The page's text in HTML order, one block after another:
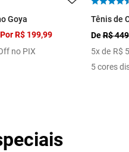
Goya
no PIX
Por R$ 199,99
Tênis de
DeR$
5x de R$
5 cores